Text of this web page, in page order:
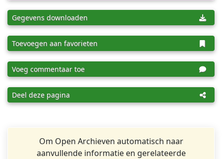
Gegevens downloaden
Toevoegen aan favorieten
Voeg commentaar toe
Deel deze pagina
Om Open Archieven automatisch naar
aanvullende informatie en gerelateerde